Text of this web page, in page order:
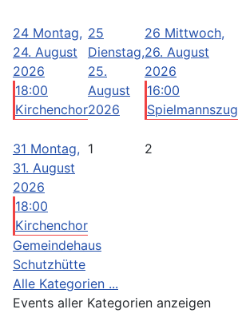
24 Montag,
24. August
2026
18:00
Kirchenchor
25
Dienstag,
25.
August
2026
26 Mittwoch,
26. August
2026
16:00
Spielmannszug
31 Montag,
31. August
2026
18:00
Kirchenchor
1 2
Gemeindehaus
Schutzhütte
Alle Kategorien ...
Events aller Kategorien anzeigen